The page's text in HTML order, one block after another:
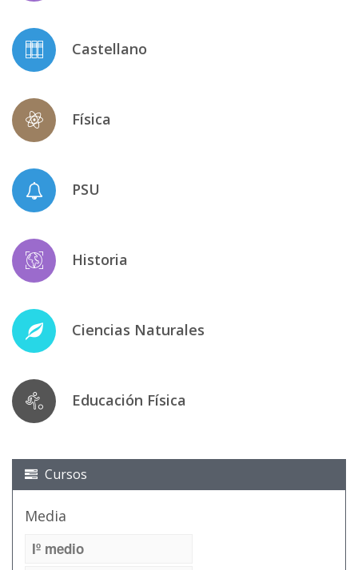
Castellano
Física
PSU
Historia
Ciencias Naturales
Educación Física
Cursos
Media
Iº medio